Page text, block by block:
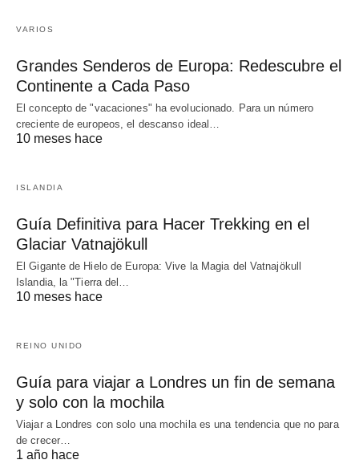
VARIOS
Grandes Senderos de Europa: Redescubre el
Continente a Cada Paso
El concepto de "vacaciones" ha evolucionado. Para un número
creciente de europeos, el descanso ideal…
10 meses hace
ISLANDIA
Guía Definitiva para Hacer Trekking en el
Glaciar Vatnajökull
El Gigante de Hielo de Europa: Vive la Magia del Vatnajökull
Islandia, la "Tierra del…
10 meses hace
REINO UNIDO
Guía para viajar a Londres un fin de semana
y solo con la mochila
Viajar a Londres con solo una mochila es una tendencia que no para
de crecer…
1 año hace